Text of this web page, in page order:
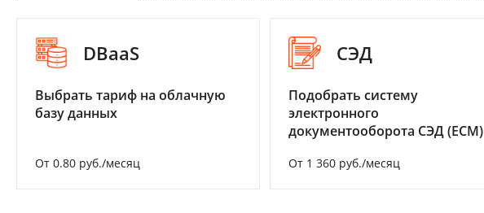
DBaaS
Выбрать тариф на облачную
базу данных
От 0.80 руб./месяц
СЭД
Подобрать систему
электронного
документооборота СЭД (ECM)
От 1 360 руб./месяц